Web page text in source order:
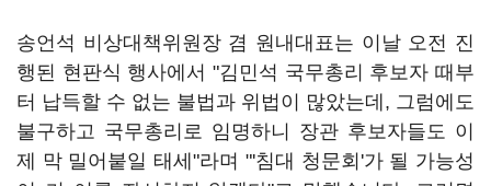
송언석 비상대책위원장 겸 원내대표는 이날 오전 진
행된 현판식 행사에서 "김민석 국무총리 후보자 때부
터 납득할 수 없는 불법과 위법이 많았는데, 그럼에도
불구하고 국무총리로 임명하니 장관 후보자들도 이
제 막 밀어붙일 태세"라며 "'침대 청문회'가 될 가능성